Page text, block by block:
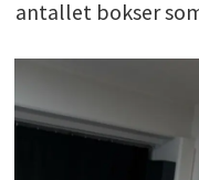
antallet bokser